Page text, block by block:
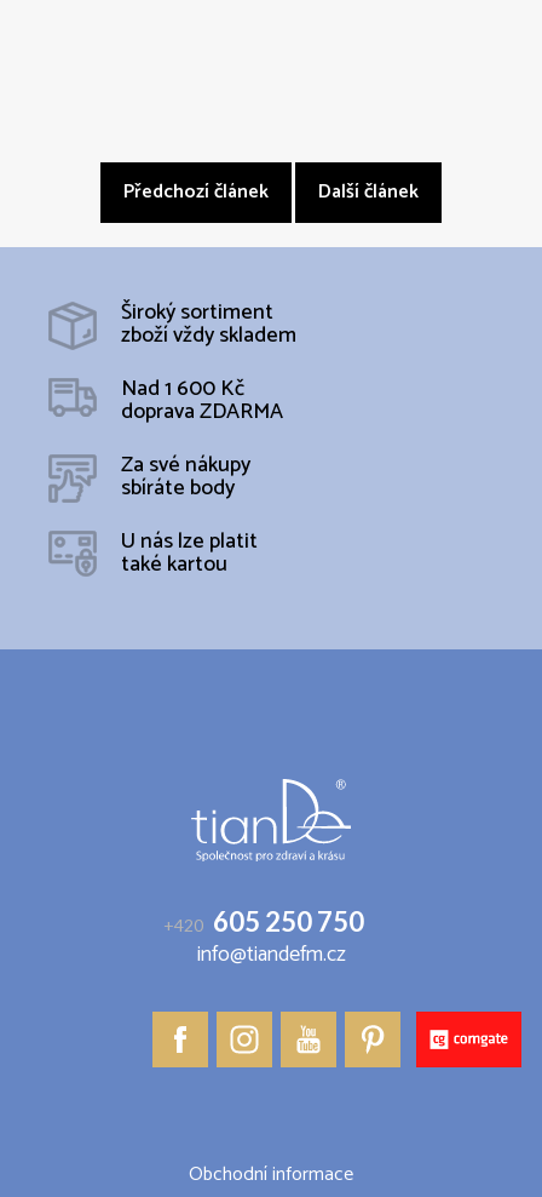
Předchozí článek Další článek
Široký sortiment
zboží vždy skladem
Nad 1 600 Kč
doprava ZDARMA
Za své nákupy
sbíráte body
U nás lze platit
také kartou
Z
+420 605 250 750
info@tiandefm.cz
Obchodní informace